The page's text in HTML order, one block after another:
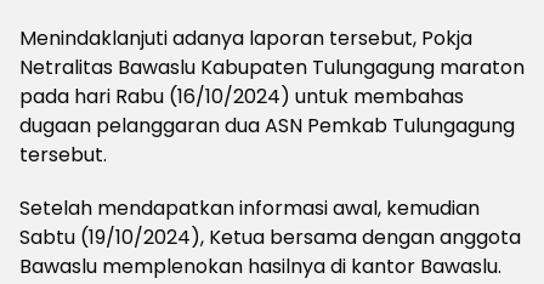
Menindaklanjuti adanya laporan tersebut, Pokja
Netralitas Bawaslu Kabupaten Tulungagung maraton
pada hari Rabu (16/10/2024) untuk membahas
dugaan pelanggaran dua ASN Pemkab Tulungagung
tersebut.
Setelah mendapatkan informasi awal, kemudian
Sabtu (19/10/2024), Ketua bersama dengan anggota
Bawaslu memplenokan hasilnya di kantor Bawaslu.